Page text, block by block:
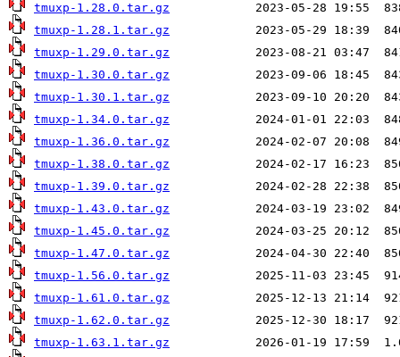
tmuxp-1.28.0.tar.gz
tmuxp-1.28.1.tar.gz
tmuxp-1.29.0.tar.gz
tmuxp-1.30.0.tar.gz
tmuxp-1.30.1.tar.gz
tmuxp-1.34.0.tar.gz
tmuxp-1.36.0.tar.gz
tmuxp-1.38.0.tar.gz
tmuxp-1.39.0.tar.gz
tmuxp-1.43.0.tar.gz
tmuxp-1.45.0.tar.gz
tmuxp-1.47.0.tar.gz
tmuxp-1.56.0.tar.gz
tmuxp-1.61.0.tar.gz
tmuxp-1.62.0.tar.gz
tmuxp-1.63.1.tar.gz